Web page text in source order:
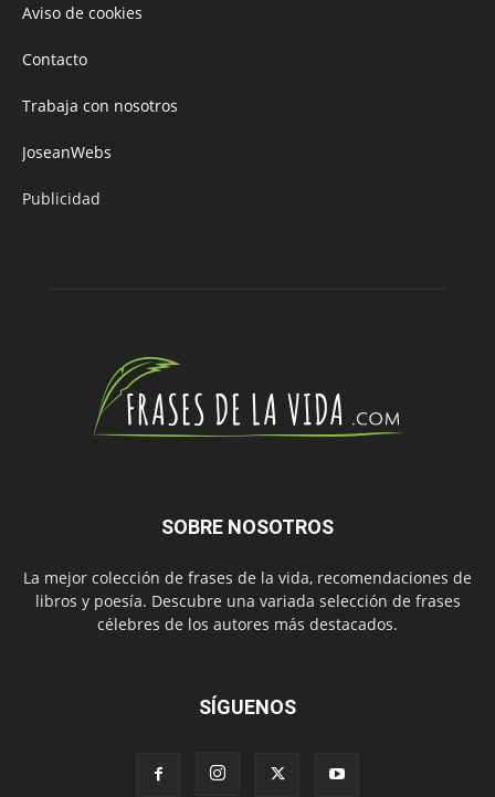
Aviso de cookies
Contacto
Trabaja con nosotros
JoseanWebs
Publicidad
SOBRE NOSOTROS
La mejor colección de frases de la vida, recomendaciones de
libros y poesía. Descubre una variada selección de frases
célebres de los autores más destacados.
SÍGUENOS